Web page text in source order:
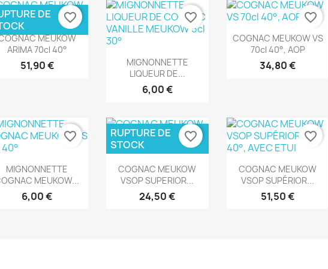
Aperçu rapide
MEUKOW
ARIMA 70cl 40°
51,90 €
DE
favorite_border
Aperçu rapide
MIGNONNETTE
LIQUEUR DE...
6,00 €
favorite_border
Aperçu rapide
COGNAC MEUKOW VS
70cl 40°, AOP
34,80 €
favorite_border
Aperçu rapide
MIGNONNETTE
MEUKOW...
6,00 €
favorite_border
Aperçu rapide
COGNAC MEUKOW
VSOP SUPERIOR...
24,50 €
RUPTURE DE
STOCK
favorite_border
Aperçu rapide
COGNAC MEUKOW
VSOP SUPÉRIOR...
51,50 €
favorite_border